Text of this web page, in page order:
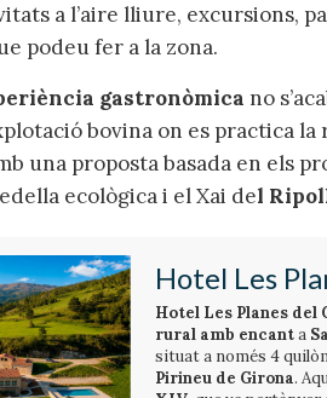
a l’aire lliure, excursions,
podeu fer a la zona.
gastronòmica no
bovina on es practica
una proposta basada en els
ecològica i el Xai del
Hotel Les
Hotel Les Planes del
rural amb encanta
situat a només 4
Pirineu de Girona.